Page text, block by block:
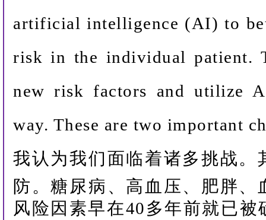
artificial intelligence (AI) to
risk in the individual patient.
new risk factors and utilize
way. These are two important
我认 为我们面临着诸多挑战。
防。糖尿病、高血压、肥胖
风险因素早在40多年前就已